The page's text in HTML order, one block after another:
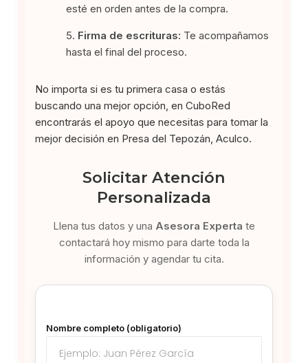
esté en orden antes de la compra.
Firma de escrituras: Te acompañamos
hasta el final del proceso.
No importa si es tu primera casa o estás
buscando una mejor opción, en CuboRed
encontrarás el apoyo que necesitas para tomar la
mejor decisión en Presa del Tepozán, Aculco.
Solicitar Atención
Personalizada
Llena tus datos y una Asesora Experta te
contactará hoy mismo para darte toda la
información y agendar tu cita.
Nombre completo (obligatorio)